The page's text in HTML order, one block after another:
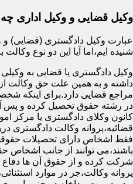
وکیل قضایی و وکیل اداری
عبارت وکیل دادگستری (قضایی) و
شنیده ایم،اما آیا این دو نوع وکالت
وکیل دادگستری یا قضایی به
داشته و به همین علت حق وکالت از
مراجع قضایی دارد.برای اینکه
در رشته حقوق تحصیل کرده و پس
کانون وکلای دادگستری یا مرکز
قضائیه،پروانه وکالت دادگستری
فقط اشخاص دارای تحصیلات
باشند،می توانند از جانب اشخاص
شرکت کرده و از حقوق آن ها
پروانه وکالت،جز در موارد